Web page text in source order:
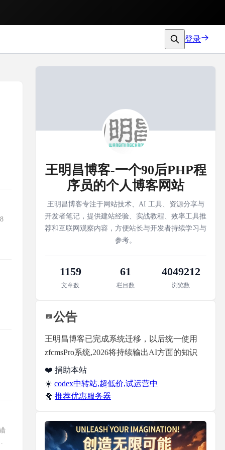
登录
王明昌博客-一个90后PHP程
序员的个人博客网站
王明昌博客专注于网站技术、AI 工具、资源分享与
开发者笔记，提供建站经验、实战教程、效率工具推
荐和互联网观察内容，方便站长与开发者持续学习与
参考。
1159
文章数
61
栏目数
4049212
浏览数
公告
王明昌博客已完成系统迁移，以后统一使用
zfcmsPro系统,2026将持续输出AI方面的知识
❤️ 捐助本站
☀️ codex中转站,超低价,试运营中
🐥 推荐优惠服务器